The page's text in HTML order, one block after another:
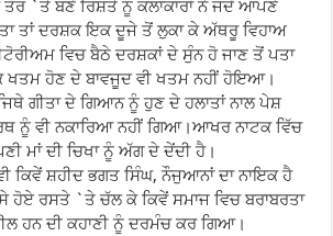
ਤੌਰ `ਤੇ ਬਣੇ ਰਿਸ਼ਤੇ ਨੂੰ ਕਲਾਕਾਰਾਂ ਨੇ ਜਦੋਂ ਆਪਣੇ
ਤਾਂ ਦਰਸ਼ਕ ਇਕ ਦੂਜੇ ਤੋਂ ਲੁਕਾ ਕੇ ਅੱਥਰੂ ਵਿਹਾਅ
ਵਿਚ ਬੈਠੇ ਦਰਸ਼ਕਾਂ ਦੇ ਸੁੰਨ ਹੋ ਜਾਣ ਤੋਂ ਪਤਾ
ਖਤਮ ਹੋਣ ਦੇ ਬਾਵਜੂਦ ਵੀ ਖਤਮ ਨਹੀਂ ਹੋਇਆ।
ਗੀਤਾ ਦੇ ਗਿਆਨ ਨੂੰ ਹੁਣ ਦੇ ਹਲਾਤਾਂ ਨਾਲ ਪੇਸ਼
ਨੂੰ ਵੀ ਨਕਾਰਿਆ ਨਹੀਂ ਗਿਆ।ਆਖਰ ਨਾਟਕ ਵਿੱਚ
ਮਾਂ ਦੀ ਚਿਖਾ ਨੂੰ ਅੱਗ ਦੇ ਦੇਂਦੀ ਹੈ।
ਕਿਵੇਂ ਸ਼ਹੀਦ ਭਗਤ ਸਿੰਘ, ਨੌਜੁਆਨਾਂ ਦਾ ਨਾਇਕ ਹੈ
ਹੋਏ ਰਸਤੇ `ਤੇ ਚੱਲ ਕੇ ਕਿਵੇਂ ਸਮਾਜ ਵਿਚ ਬਰਾਬਰਤਾ
ਹਨ ਦੀ ਕਹਾਣੀ ਨੂੰ ਦਰਮੰਚ ਕਰ ਗਿਆ।